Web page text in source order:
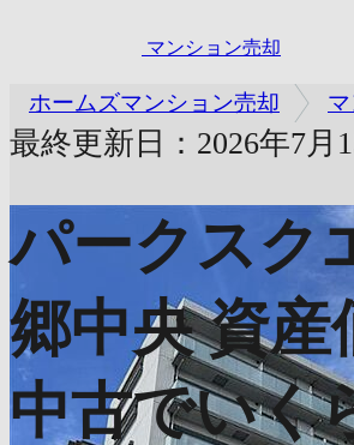
マンション売却
ホームズマンション売却
最終更新日：2026年7月
パークスク
郷中央 資産
中古でいく